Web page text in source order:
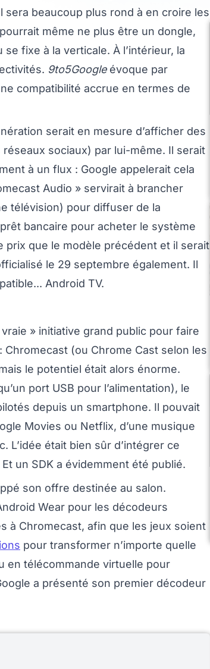
sera beaucoup plus rond à en croire les
même ne plus être un dongle,
fixe à la verticale. À l’intérieur, la
9to5Googleévoque par
compatibilité accrue en termes de
serait en mesure d’afficher des
sociaux) par lui-même. Il serait
à un flux : Google appelerait cela
Audio » servirait à brancher
télévision) pour diffuser de la
bancaire pour acheter le système
prix que le modèle précédent et il serait
le 29 septembre également. Il
Android TV.
» initiative grand public pour faire
Chromecast (ou Chrome Cast selon les
le potentiel était alors énorme.
port USB pour l’alimentation), le
depuis un smartphone. Il pouvait
Movies ou Netflix, d’une musique
L’idée était bien sûr d’intégrer ce
un SDK a évidemment été publié.
son offre destinée au salon.
Wear pour les décodeurs
à Chromecast, afin que les jeux soient
pour transformer n’importe quelle
en télécommande virtuelle pour
a présenté son premier décodeur